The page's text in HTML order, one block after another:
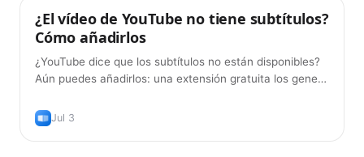
Consejos
¿El vídeo de YouTube no tiene subtítulos?
Cómo añadirlos
¿YouTube dice que los subtítulos no están disponibles?
Aún puedes añadirlos: una extensión gratuita los genera
Jul 3